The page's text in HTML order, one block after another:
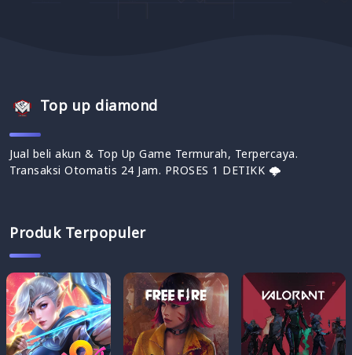
Top up diamond
Jual beli akun & Top Up Game Termurah, Terpercaya.
Transaksi Otomatis 24 Jam. PROSES 1 DETIKK 🌩
Produk Terpopuler